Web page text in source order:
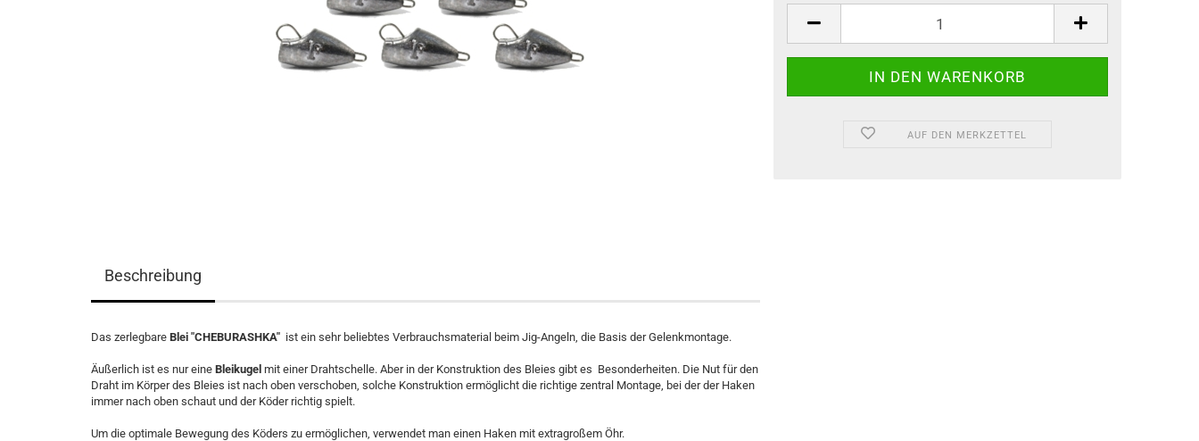
AUF DEN MERKZETTEL
Beschreibung
Das zerlegbare Blei "CHEBURASHKA" ist ein sehr beliebtes Verbrauchsmaterial beim Jig-Angeln, die Basis der Gelenkmontage.
Äußerlich ist es nur eine Bleikugel mit einer Drahtschelle. Aber in der Konstruktion des Bleies gibt es Besonderheiten. Die Nut für den
Draht im Körper des Bleies ist nach oben verschoben, solche Konstruktion ermöglicht die richtige zentral Montage, bei der der Haken
immer nach oben schaut und der Köder richtig spielt.
Um die optimale Bewegung des Köders zu ermöglichen, verwendet man einen Haken mit extragroßem Öhr.